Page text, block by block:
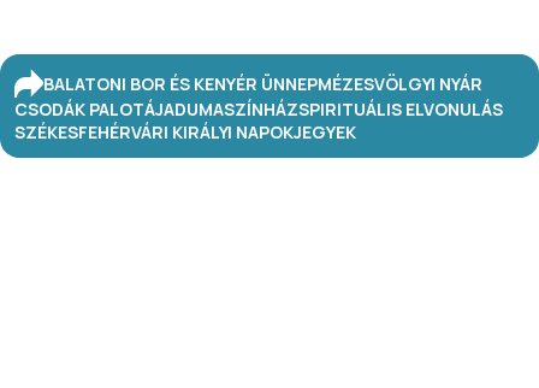
BALATONI BOR ÉS KENYÉR ÜNNEPMÉZESVÖLGYI NYÁR
CSODÁK PALOTÁJADUMASZÍNHÁZSPIRITUÁLIS ELVONULÁS
SZÉKESFEHÉRVÁRI KIRÁLYI NAPOKJEGYEK